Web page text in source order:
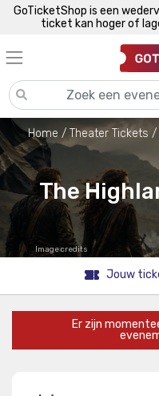
GoTicketShop is een
ticket kan hoger of
Home Theater Tickets
The
Image credits
Jouw
Er zijn